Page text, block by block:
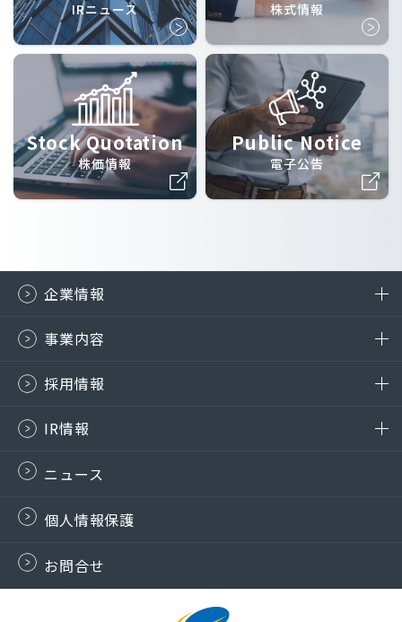
IRニュース 株式情報
Stock Quotation
株価情報
Public Notice
電子公告
企業情報
事業内容
採用情報
IR情報
ニュース
個人情報保護
お問合せ